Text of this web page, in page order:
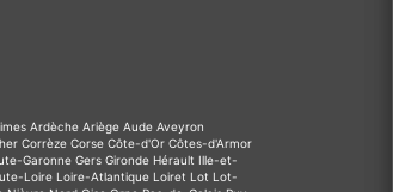
Ardèche Ariège Aude Aveyron
Corrèze Corse Côte-d'Or Côtes-d'Armor
Garonne Gers Gironde Hérault Ille-et-
Loire Loire-Atlantique Loiret Lot Lot-